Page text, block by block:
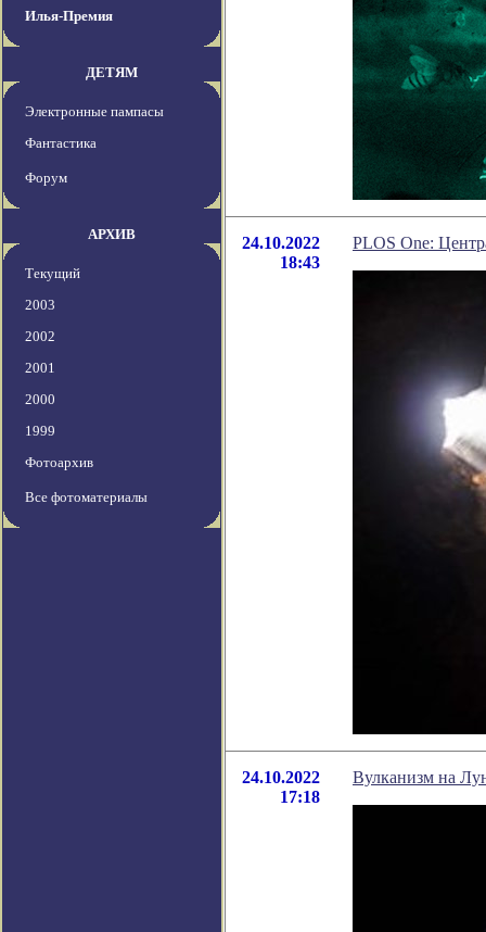
Илья-Премия
ДЕТЯМ
Электронные пампасы
Фантастика
Форум
АРХИВ
Текущий
2003
2002
2001
2000
1999
Фотоархив
Все фотоматериалы
24.10.2022
18:43
PLOS One:
24.10.2022
17:18
Вулканизм на